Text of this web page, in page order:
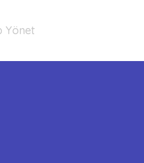
Yönet